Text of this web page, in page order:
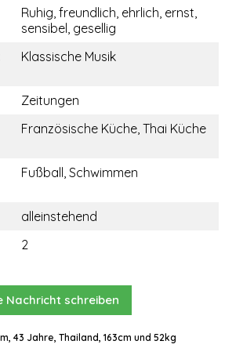
Ruhig, freundlich, ehrlich, ernst,
sensibel, gesellig
Klassische Musik
Zeitungen
Französische Küche, Thai Küche
Fußball, Schwimmen
alleinstehend
2
Nachricht schreiben
43 Jahre, Thailand, 163cm und 52kg